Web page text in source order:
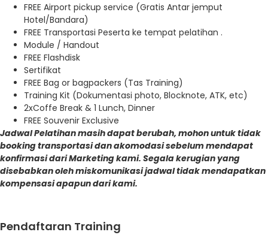
FREE Airport pickup service (Gratis Antar jemput
Hotel/Bandara)
FREE Transportasi Peserta ke tempat pelatihan .
Module / Handout
FREE Flashdisk
Sertifikat
FREE Bag or bagpackers (Tas Training)
Training Kit (Dokumentasi photo, Blocknote, ATK, etc)
2xCoffe Break & 1 Lunch, Dinner
FREE Souvenir Exclusive
Jadwal Pelatihan masih dapat berubah, mohon untuk tidak
booking transportasi dan akomodasi sebelum mendapat
konfirmasi dari Marketing kami. Segala kerugian yang
disebabkan oleh miskomunikasi jadwal tidak mendapatkan
kompensasi apapun dari kami.
Pendaftaran Training